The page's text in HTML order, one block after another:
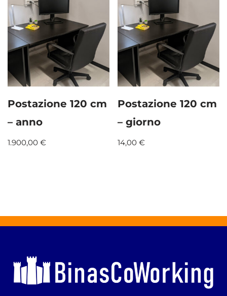
Postazione 120 cm
– anno
1.900,00 €
Postazione 120 cm
– giorno
14,00€